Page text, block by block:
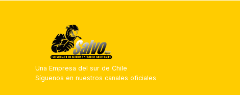
Una Empresa del sur de Chile
Síguenos en nuestros canales oficiales